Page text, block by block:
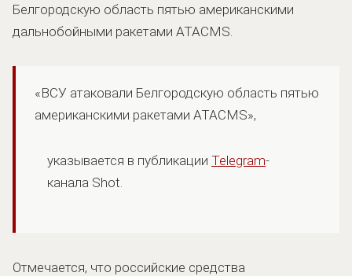
Белгородскую область пятью американскими
дальнобойными ракетами ATACMS.
«ВСУ атаковали Белгородскую область пятью
американскими ракетами ATACMS»,
указывается в публикации Telegram-
канала Shot.
Отмечается, что российские средства